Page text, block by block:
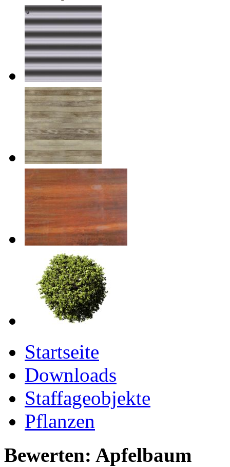
Startseite
Downloads
Staffageobjekte
Pflanzen
Bewerten: Apfelbaum